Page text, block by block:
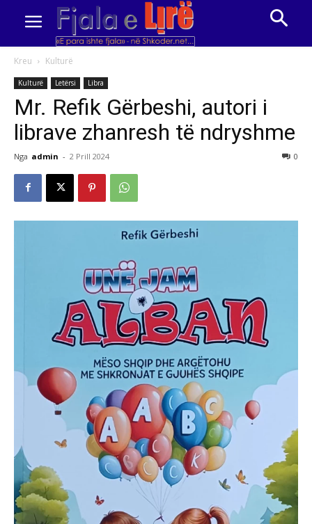
Kreu Kulturë
Kulturë Letërsi Libra
Mr. Refik Gërbeshi, autori i
librave zhanresh të ndryshme
Nga admin - 2 Prill 2024 0